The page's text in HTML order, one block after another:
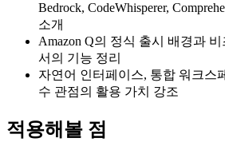
Bedrock, CodeWhisperer,
소개
Amazon Q의 정식 출시 배경과
서의 기능 정리
자연어 인터페이스, 통합 워크스
수 관점의 활용 가치 강조
적용해볼 점